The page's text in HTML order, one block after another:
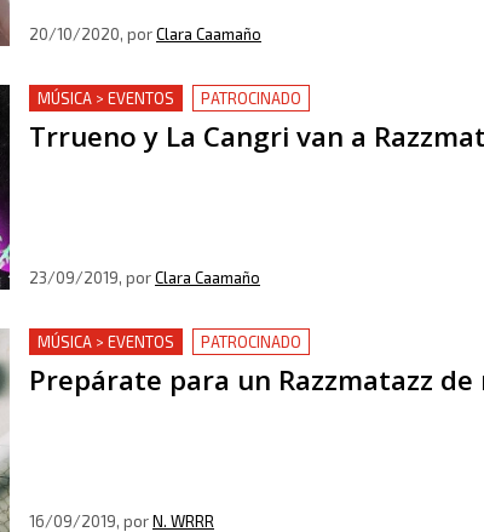
20/10/2020, porClara Caamaño
MÚSICA > EVENTOS PATROCINADO
Trrueno y La Cangri van a
23/09/2019, porClara Caamaño
MÚSICA > EVENTOS PATROCINADO
Prepárate para un Razzmatazz
16/09/2019, porN. WRRR